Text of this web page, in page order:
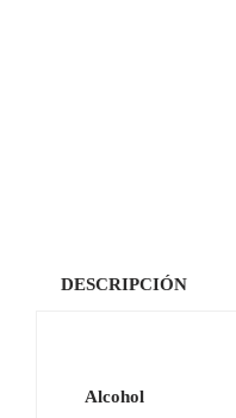
DESCRIPCIÓN
Alcohol